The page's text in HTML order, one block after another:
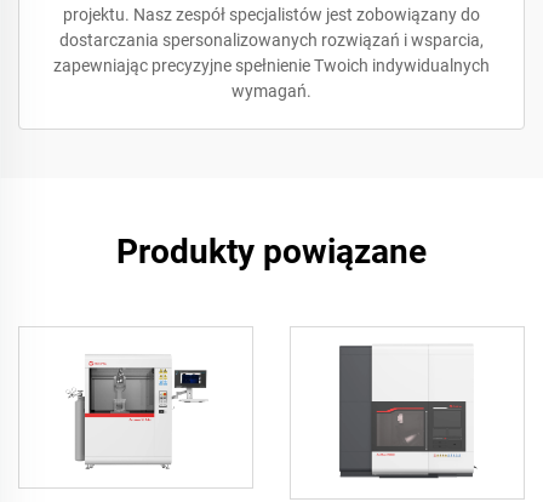
projektu. Nasz zespół specjalistów jest zobowiązany do
dostarczania spersonalizowanych rozwiązań i wsparcia,
zapewniając precyzyjne spełnienie Twoich indywidualnych
wymagań.
Produkty powiązane